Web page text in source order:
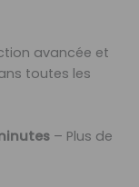
avancée et
toutes les
– Plus de